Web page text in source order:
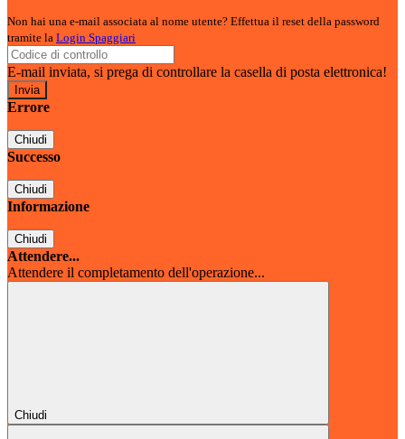
Non hai una e-mail associata al nome utente? Effettua il reset della password
tramite la Login Spaggiari
E-mail inviata, si prega di controllare la casella di posta elettronica!
Errore
Chiudi
Successo
Chiudi
Informazione
Chiudi
Attendere...
Attendere il completamento dell'operazione...
Chiudi